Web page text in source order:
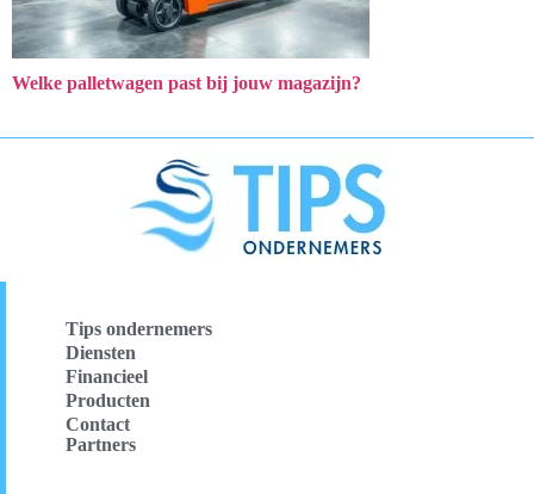
Welke palletwagen past bij jouw magazijn?
Tips ondernemers
Diensten
Financieel
Producten
Contact
Partners